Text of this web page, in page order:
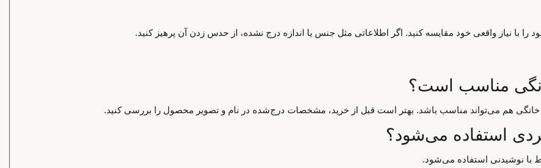
با نیاز واقعی خود مقایسه کنید. اگر اطلاعاتی مثل جنس یا اندازه درج نشده، از حدس زدن آن پرهیز کنید.
مناسب است؟
خانگی هم می‌تواند مناسب باشد. بهتر است قبل از خرید، مشخصات درج‌شده در نام و تصویر محصول را بررسی کنید.
استفاده می‌شود؟
با نوشیدنی استفاده می‌شود.